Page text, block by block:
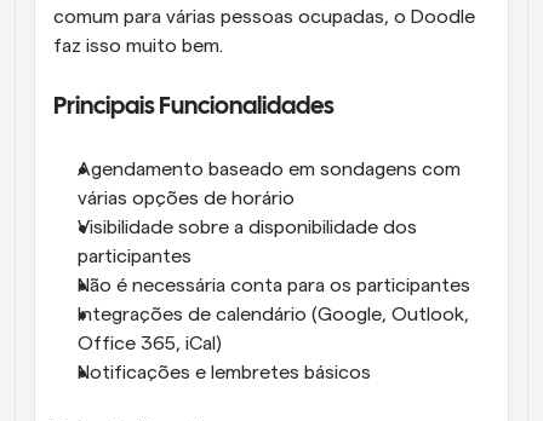
comum para várias pessoas ocupadas, o Doodle
faz isso muito bem.
Principais Funcionalidades
Agendamento baseado em sondagens com
várias opções de horário
Visibilidade sobre a disponibilidade dos
participantes
Não é necessária conta para os participantes
Integrações de calendário (Google, Outlook,
Office 365, iCal)
Notificações e lembretes básicos